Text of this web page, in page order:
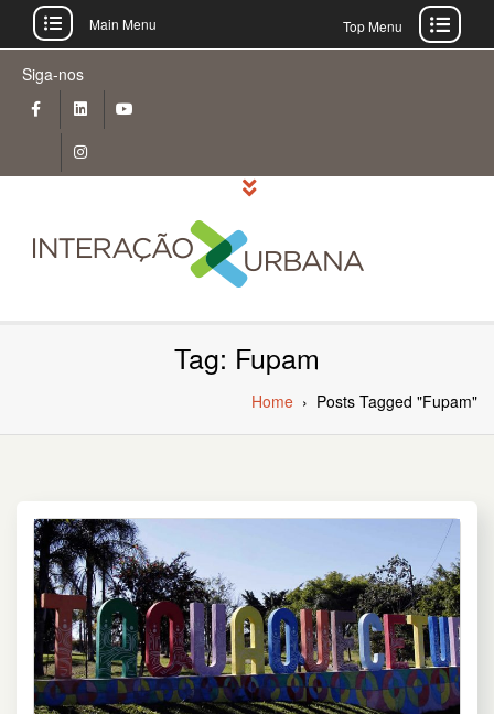
content
Siga-nos
Main Menu Top Menu
Tag: Fupam
Home › Posts Tagged "Fupam"